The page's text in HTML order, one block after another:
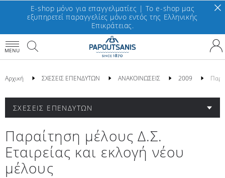
E-shop μόνο για επαγγελματίες | To e-shop μας
εξυπηρετεί παραγγελίες μόνο εντός της Ελληνικής
Επικράτειας.
MENU
Αρχική ΣΧΕΣΕΙΣ ΕΠΕΝΔΥΤΩΝ ΑΝΑΚΟΙΝΩΣΕΙΣ 2009
ΣΧΕΣΕΙΣ ΕΠΕΝΔΥΤΩΝ
Παραίτηση μέλους Δ.Σ.
Εταιρείας και εκλογή νέου
μέλους